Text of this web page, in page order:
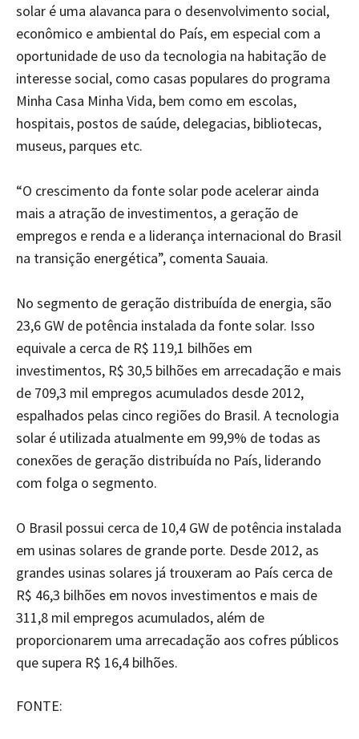
solar é uma alavanca para o desenvolvimento social,
econômico e ambiental do País, em especial com a
oportunidade de uso da tecnologia na habitação de
interesse social, como casas populares do programa
Minha Casa Minha Vida, bem como em escolas,
hospitais, postos de saúde, delegacias, bibliotecas,
museus, parques etc.
“O crescimento da fonte solar pode acelerar ainda
mais a atração de investimentos, a geração de
empregos e renda e a liderança internacional do Brasil
na transição energética”, comenta Sauaia.
No segmento de geração distribuída de energia, são
23,6 GW de potência instalada da fonte solar. Isso
equivale a cerca de R$ 119,1 bilhões em
investimentos, R$ 30,5 bilhões em arrecadação e mais
de 709,3 mil empregos acumulados desde 2012,
espalhados pelas cinco regiões do Brasil. A tecnologia
solar é utilizada atualmente em 99,9% de todas as
conexões de geração distribuída no País, liderando
com folga o segmento.
O Brasil possui cerca de 10,4 GW de potência instalada
em usinas solares de grande porte. Desde 2012, as
grandes usinas solares já trouxeram ao País cerca de
R$ 46,3 bilhões em novos investimentos e mais de
311,8 mil empregos acumulados, além de
proporcionarem uma arrecadação aos cofres públicos
que supera R$ 16,4 bilhões.
FONTE: